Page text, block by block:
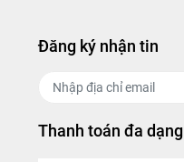
Đăng ký nhận tin
Thanh toán đa dạng